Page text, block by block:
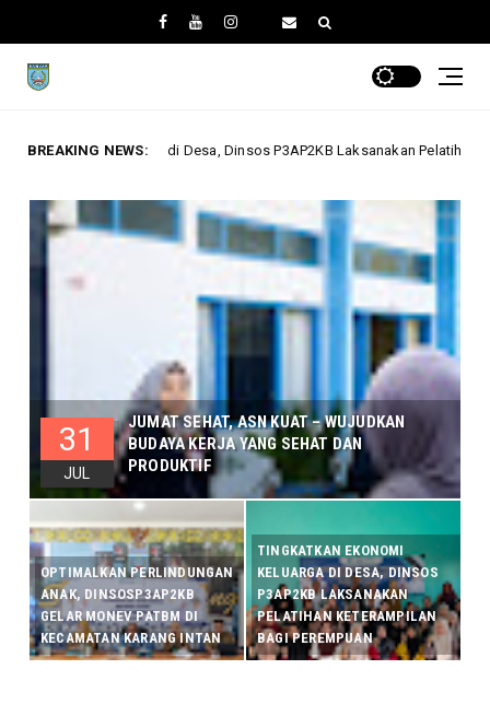
BREAKING NEWS:
Dinsos P3AP2KB Laksanakan Pelatihan Keterampilan Bagi
JUMAT SEHAT, ASN KUAT – WUJUDKAN
BUDAYA KERJA YANG SEHAT DAN
PRODUKTIF
31
JUL
OPTIMALKAN PERLINDUNGAN
ANAK, DINSOSP3AP2KB
GELAR MONEV PATBM DI
KECAMATAN KARANG INTAN
TINGKATKAN EKONOMI
KELUARGA DI DESA, DINSOS
P3AP2KB LAKSANAKAN
PELATIHAN KETERAMPILAN
BAGI PEREMPUAN